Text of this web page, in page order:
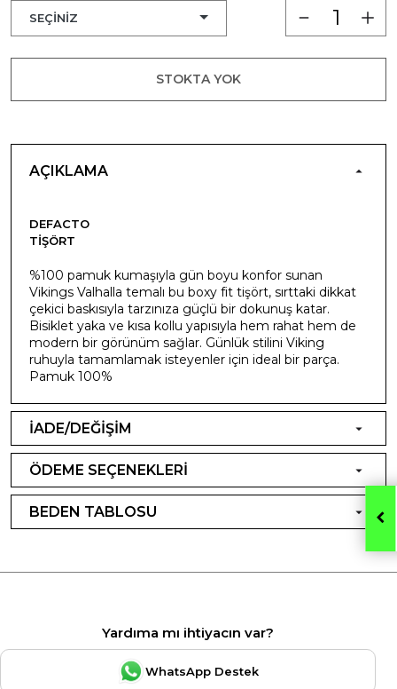
STOKTA YOK
AÇIKLAMA
DEFACTO
TIŞÖRT
%100 pamuk kumaşıyla gün boyu konfor sunan
Vikings Valhalla temalı bu boxy fit tişört, sırttaki dikkat
çekici baskısıyla tarzınıza güçlü bir dokunuş katar.
Bisiklet yaka ve kısa kollu yapısıyla hem rahat hem de
modern bir görünüm sağlar. Günlük stilini Viking
ruhuyla tamamlamak isteyenler için ideal bir parça.
Pamuk 100%
İADE/DEĞİŞİM
ÖDEME SEÇENEKLERİ
BEDEN TABLOSU
Yardıma mı ihtiyacın var?
WhatsApp Destek